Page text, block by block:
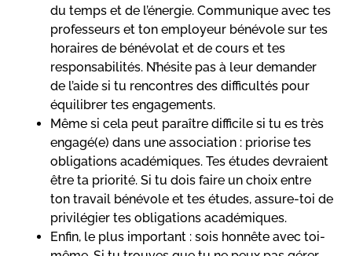
du temps et de l’énergie. Communique avec tes
professeurs et ton employeur bénévole sur tes
horaires de bénévolat et de cours et tes
responsabilités. N’hésite pas à leur demander
de l’aide si tu rencontres des difficultés pour
équilibrer tes engagements.
Même si cela peut paraître difficile si tu es très
engagé(e) dans une association : priorise tes
obligations académiques. Tes études devraient
être ta priorité. Si tu dois faire un choix entre
ton travail bénévole et tes études, assure-toi de
privilégier tes obligations académiques.
Enfin, le plus important : sois honnête avec toi-